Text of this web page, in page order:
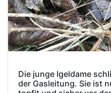
Die junge Igeldame
der Gasleitung. Sie ist